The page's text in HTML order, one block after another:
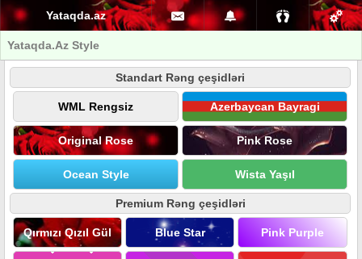
Yataqda.az
Yataqda.Az Style
Standart Rəng çeşidləri
WML Rengsiz Azerbaycan Bayragi
Original Rose Pink Rose
Ocean Style Wista Yaşıl
Premium Rəng çeşidləri
Qırmızı Qızıl Gül Blue Star Pink Purple